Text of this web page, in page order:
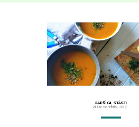
GARŠĪGI STĀSTI
21 Decembris, 2017